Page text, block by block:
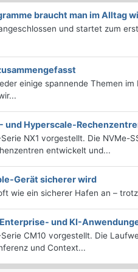
braucht man im Alltag
und startet zum
einige spannende Themen
und Hyperscale-
NX1 vorgestellt. Die NVMe-
entwickelt und...
Gerät sicherer wird
wie ein sicherer Hafen an –
und KI-
CM10 vorgestellt. Die
und Context...